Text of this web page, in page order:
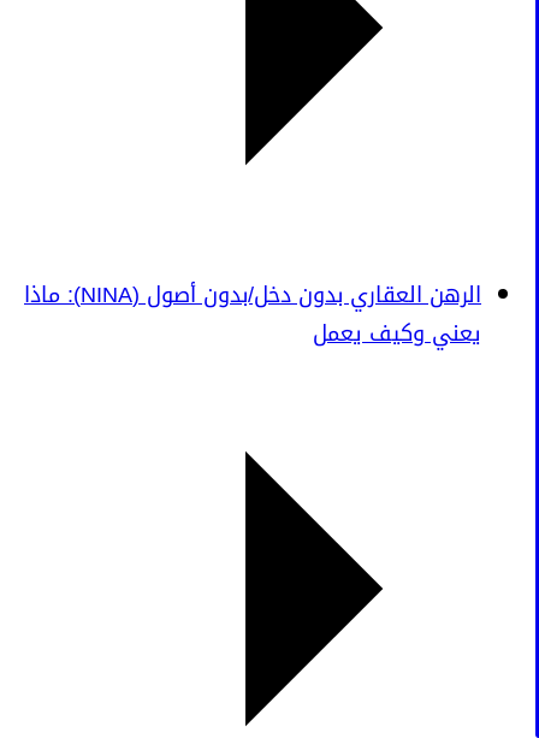
الرهن العقاري بدون دخل/بدون أصول (NINA): ماذا
يعني وكيف يعمل